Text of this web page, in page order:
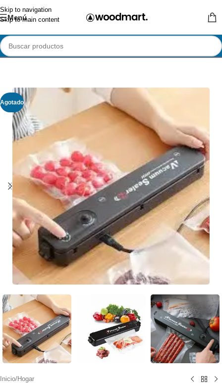
Skip to navigation
Skip to main content
Menú
Agotado
Inicio/Hogar